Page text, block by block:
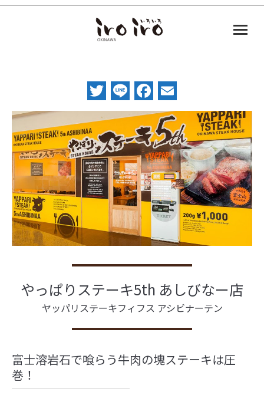
Twitter
LineFacebook
やっぱりステーキ5th あしびなー店
ヤッパリステーキフィフス アシビナーテン
富士溶岩石で喰らう牛肉の塊ステーキは圧
巻！